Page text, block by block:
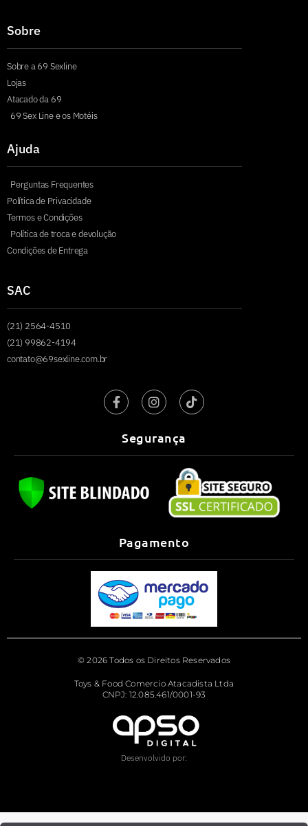
Sobre
Sobre a 69 Sexline
Lojas
Atacado da 69
69 Sex Line e os Motéis
Ajuda
Perguntas Frequentes
Política de Privacidade
Termos e Condições
Política de troca e devolução
Condições de Entrega
SAC
(21) 2564-4510
(21) 99862-4194
contato@69sexline.com.br
Segurança
Pagamento
© 2026 Todos os Direitos Reservados
Toys & Food Comercio Atacadista Ltda
CNPJ: 12.085.461/0001-93
Desenvolvido por: